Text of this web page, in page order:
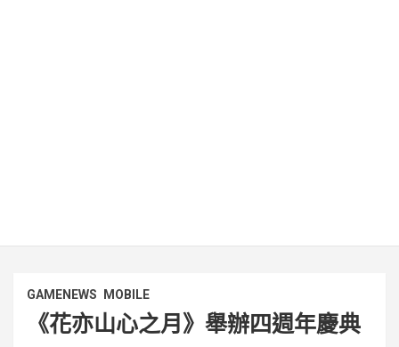
GAMENEWS MOBILE
《花亦山心之月》舉辦四週年慶典